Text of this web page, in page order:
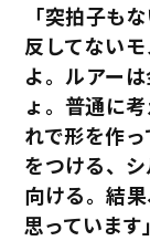
「突拍子も
反してない
よ。ルアー
ょ。普通に
れで形を作
をつける、
向ける。結
思っています」